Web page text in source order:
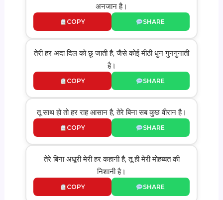
अनजान है।
COPY SHARE
तेरी हर अदा दिल को छू जाती है, जैसे कोई मीठी धुन गुनगुनाती
है।
COPY SHARE
तू साथ हो तो हर राह आसान है, तेरे बिना सब कुछ वीरान है।
COPY SHARE
तेरे बिना अधूरी मेरी हर कहानी है, तू ही मेरी मोहब्बत की
निशानी है।
COPY SHARE